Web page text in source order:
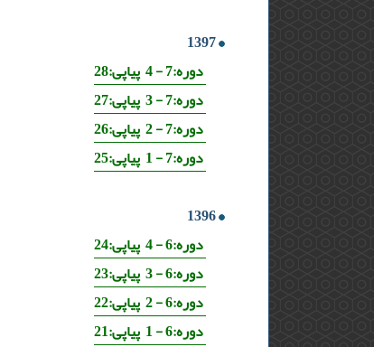
1397
دوره:7 - 4 پیاپی:28
دوره:7 - 3 پیاپی:27
دوره:7 - 2 پیاپی:26
دوره:7 - 1 پیاپی:25
1396
دوره:6 - 4 پیاپی:24
دوره:6 - 3 پیاپی:23
دوره:6 - 2 پیاپی:22
دوره:6 - 1 پیاپی:21